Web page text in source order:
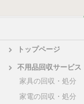
トップページ
不用品回収サービス
家具の回収・処分
家電の回収・処分